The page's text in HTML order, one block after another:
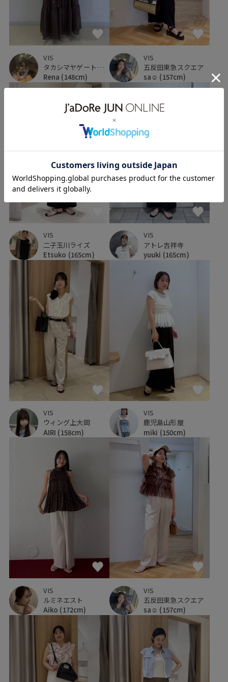
VIS
タカシマヤゲートタワーモール
Rena (148cm)
VIS
五反田東急スクエア
sa☺︎ (157cm)
VIS
二子玉川ライズ
Etsuko (165cm)
VIS
アトレ吉祥寺
yuuki (165cm)
VIS
ウィング上大岡
AIRI (158cm)
VIS
鹿児島山形屋
miki (150cm)
VIS
ルミネエスト
Aiko (172cm)
VIS
五反田東急スクエア
sa☺︎ (157cm)